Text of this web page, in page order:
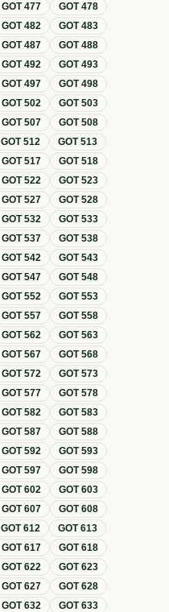
GOT477 GOT478
GOT482 GOT483
GOT487 GOT488
GOT492 GOT493
GOT497 GOT498
GOT502 GOT503
GOT507 GOT508
GOT512 GOT513
GOT517 GOT518
GOT522 GOT523
GOT527 GOT528
GOT532 GOT533
GOT537 GOT538
GOT542 GOT543
GOT547 GOT548
GOT552 GOT553
GOT557 GOT558
GOT562 GOT563
GOT567 GOT568
GOT572 GOT573
GOT577 GOT578
GOT582 GOT583
GOT587 GOT588
GOT592 GOT593
GOT597 GOT598
GOT602 GOT603
GOT607 GOT608
GOT612 GOT613
GOT617 GOT618
GOT622 GOT623
GOT627 GOT628
GOT632 GOT633